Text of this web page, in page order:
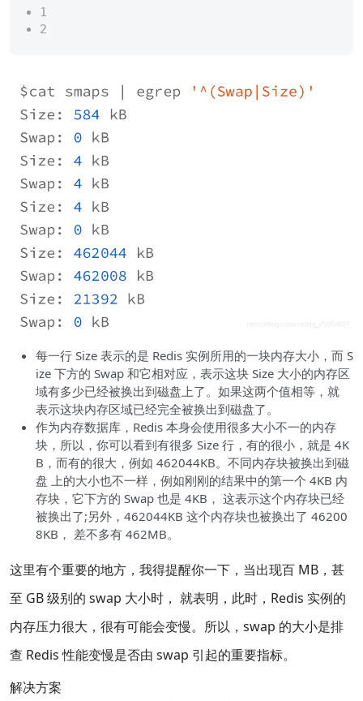
1
2
每一行 Size 表示的是 Redis 实例所用的一块内存大小，而 S
ize 下方的 Swap 和它相对应，表示这块 Size 大小的内存区
域有多少已经被换出到磁盘上了。如果这两个值相等，就
表示这块内存区域已经完全被换出到磁盘了。
作为内存数据库，Redis 本身会使用很多大小不一的内存
块，所以，你可以看到有很多 Size 行，有的很小，就是 4K
B，而有的很大，例如 462044KB。不同内存块被换出到磁
盘 上的大小也不一样，例如刚刚的结果中的第一个 4KB 内
存块，它下方的 Swap 也是 4KB， 这表示这个内存块已经
被换出了;另外，462044KB 这个内存块也被换出了 46200
8KB， 差不多有 462MB。
这里有个重要的地方，我得提醒你一下，当出现百 MB，甚
至 GB 级别的 swap 大小时， 就表明，此时，Redis 实例的
内存压力很大，很有可能会变慢。所以，swap 的大小是排
查 Redis 性能变慢是否由 swap 引起的重要指标。
解决方案